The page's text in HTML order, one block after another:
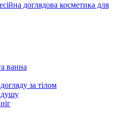
доглядова косметика для
ванна
за тілом
душу